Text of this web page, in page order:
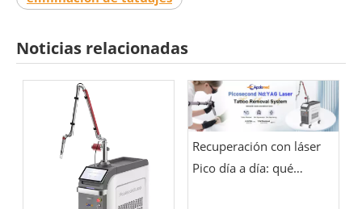
Noticias relacionadas
Recuperación con láser
Pico día a día: qué